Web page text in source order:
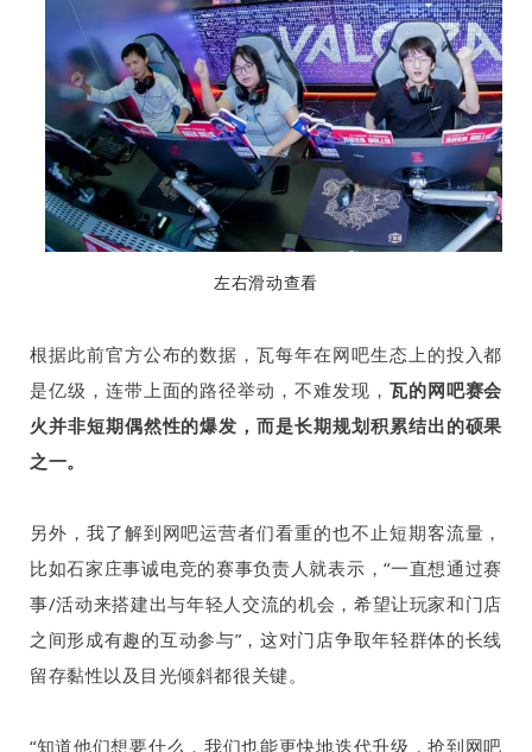
左右滑动查看
根据此前官方公布的数据，瓦每年在网吧生态上的投入都
是亿级，连带上面的路径举动，不难发现， 瓦的网吧赛会
火并非短期偶然性的爆发，而是长期规划积累结出的硕果
之一。
另外，我了解到网吧运营者们看重的也不止短期客流量，
比如石家庄事诚电竞的赛事负责人就表示，“一直想通过赛
事/活动来搭建出与年轻人交流的机会，希望让玩家和门店
之间形成有趣的互动参与”，这对门店争取年轻群体的长线
留存黏性以及目光倾斜都很关键。
“知道他们想要什么，我们也能更快地迭代升级，抢到网吧